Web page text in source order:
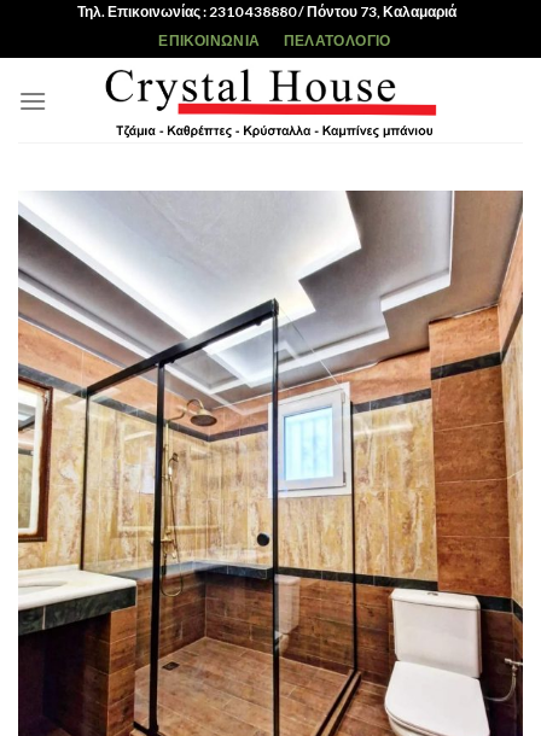
Τηλ. Επικοινωνίας : 2310 438880 / Πόντου 73, Καλαμαριά
ΕΠΙΚΟΙΝΩΝΊΑ ΠΕΛΑΤΟΛΌΓΙΟ